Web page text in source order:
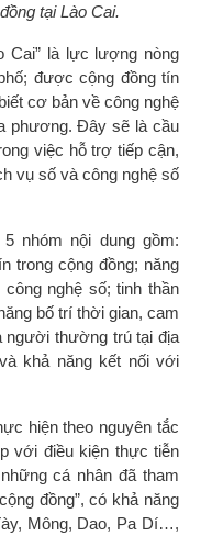
tại Lào Cai.
Cai” là lực lượng nòng
được cộng đồng tín
cơ bản về công nghệ
phương. Đây sẽ là cầu
việc hỗ trợ tiếp cận,
vụ số và công nghệ số
nhóm nội dung gồm:
trong cộng đồng; năng
nghệ số; tinh thần
bố trí thời gian, cam
người thường trú tại địa
khả năng kết nối với
hiện theo nguyên tắc
với điều kiện thực tiễn
cá nhân đã tham
đồng”, có khả năng
Mông, Dao, Pa Dí…,